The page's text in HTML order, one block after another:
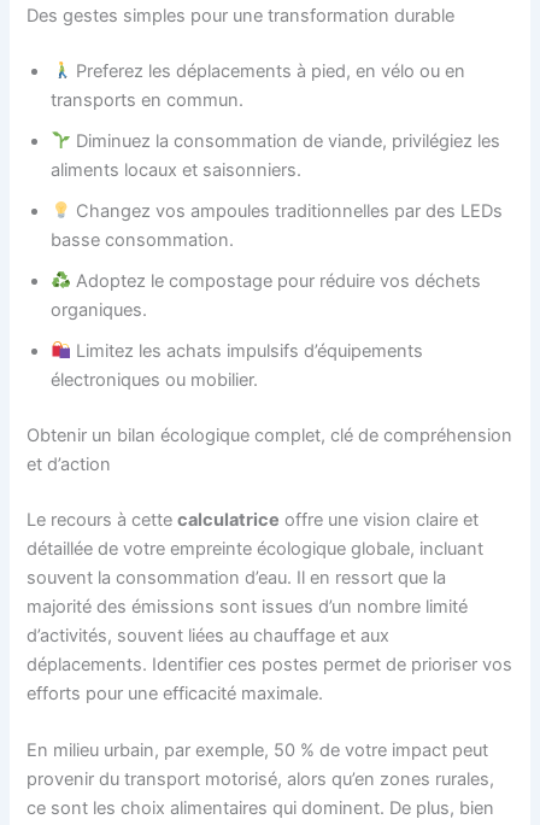
Des gestes simples pour une transformation durable
Preferez les déplacements à pied, en vélo ou en
transports en commun.
Diminuez la consommation de viande, privilégiez les
aliments locaux et saisonniers.
Changez vos ampoules traditionnelles par des LEDs
basse consommation.
Adoptez le compostage pour réduire vos déchets
organiques.
Limitez les achats impulsifs d’équipements
électroniques ou mobilier.
Obtenir un bilan écologique complet, clé de compréhension
et d’action
Le recours à cettecalculatrice offre une vision claire et
détaillée de votre empreinte écologique globale, incluant
souvent la consommation d’eau. Il en ressort que la
majorité des émissions sont issues d’un nombre limité
d’activités, souvent liées au chauffage et aux
déplacements. Identifier ces postes permet de prioriser vos
efforts pour une efficacité maximale.
En milieu urbain, par exemple, 50 % de votre impact peut
provenir du transport motorisé, alors qu’en zones rurales,
ce sont les choix alimentaires qui dominent. De plus, bien